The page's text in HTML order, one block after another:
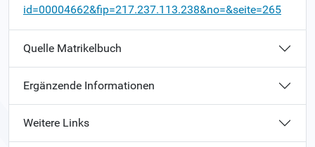
id=00004662&fip=217.237.113.238&no=&seite=265
Quelle Matrikelbuch
Ergänzende Informationen
Weitere Links